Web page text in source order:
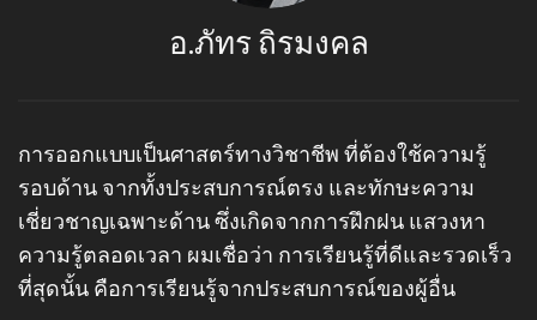
อ.ภัทร ถิรมงคล
การออกแบบเป็นศาสตร์ทางวิชาชีพ ที่ต้องใช้ความรู้
รอบด้าน จากทั้งประสบการณ์ตรง และทักษะความ
เชี่ยวชาญเฉพาะด้าน ซึ่งเกิดจากการฝึกฝน แสวงหา
ความรู้ตลอดเวลา ผมเชื่อว่า การเรียนรู้ที่ดีและรวดเร็ว
ที่สุดนั้น คือการเรียนรู้จากประสบการณ์ของผู้อื่น